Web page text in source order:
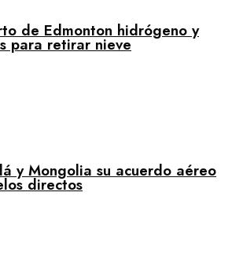
de Edmonton hidrógeno y
para retirar nieve
y Mongolia su acuerdo aéreo
directos